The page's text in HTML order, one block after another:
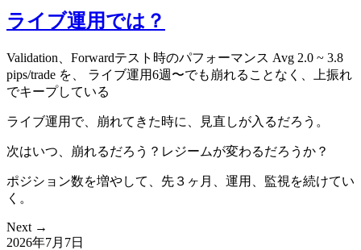
ライブ運用では？
Validation、Forwardテスト時のパフォーマンス Avg 2.0 ~ 3.8
pips/trade を、 ライブ運用6週〜でも崩れることなく、上振れ
でキープしている
ライブ運用で、崩れてきた時に、見直しが入るだろう。
次はいつ、崩れるだろう？レジームが変わるだろうか？
ポジション数を増やして、先３ヶ月、運用、監視を続けてい
く。
Next →
2026年7月7日